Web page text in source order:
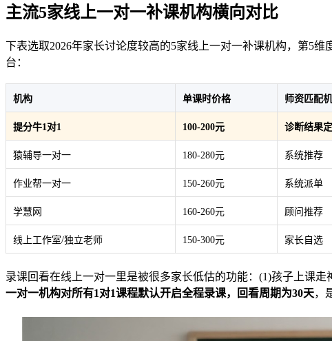
主流5家线上一对一补课机构横向对比
下表选取2026年家长讨论度较高的5家线上一对一补课机构，第5
台：
机构 单课时价格 师资匹配
提分牛1对1 100-200元 诊断结果
猿辅导一对一 180-280元 系统推荐
作业帮一对一 150-260元 系统派单
学慧网 160-260元 顾问推荐
线上工作室/独立老师 150-300元 家长自选
录课回看在线上一对一里是被很多家长低估的功能：(1)孩子上课
一对一机构对所有1对1课程默认开启全程录课，回看周期为30天，